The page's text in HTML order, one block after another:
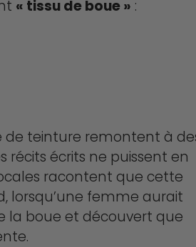
« tissu de boue » :
de teinture remontent à
écrits ne puissent en
racontent que cette
lorsqu’une femme aurait
la boue et découvert que